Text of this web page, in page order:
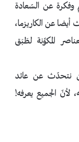
عن السّعادة
أيضا عن الكاريزما،
المكوِّنة لطَبَق
نتحدّث عن عائد
الجميع يعرفه!